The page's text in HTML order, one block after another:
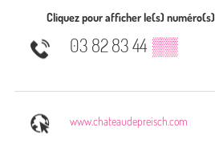
Cliquez pour afficher le(s) numéro(s)
03 82 83 44 ▒▒
www.chateaudepreisch.com